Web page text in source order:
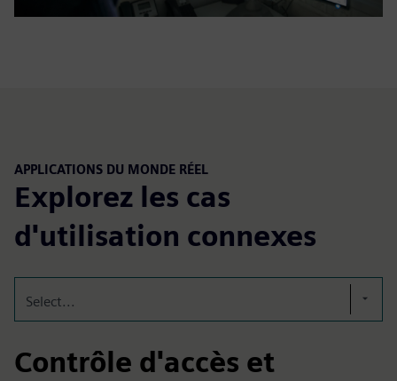
APPLICATIONS DU MONDE RÉEL
Explorez les cas
d'utilisation connexes
Select...
Contrôle d'accès et